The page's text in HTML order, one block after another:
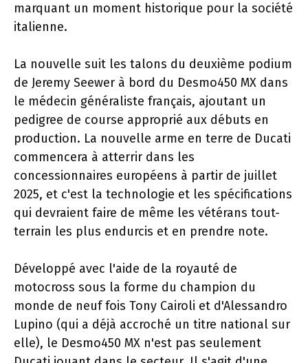
marquant un moment historique pour la société
italienne.
La nouvelle suit les talons du deuxième podium
de Jeremy Seewer à bord du Desmo450 MX dans
le médecin généraliste français, ajoutant un
pedigree de course approprié aux débuts en
production. La nouvelle arme en terre de Ducati
commencera à atterrir dans les
concessionnaires européens à partir de juillet
2025, et c'est la technologie et les spécifications
qui devraient faire de même les vétérans tout-
terrain les plus endurcis et en prendre note.
Développé avec l'aide de la royauté de
motocross sous la forme du champion du
monde de neuf fois Tony Cairoli et d'Alessandro
Lupino (qui a déjà accroché un titre national sur
elle), le Desmo450 MX n'est pas seulement